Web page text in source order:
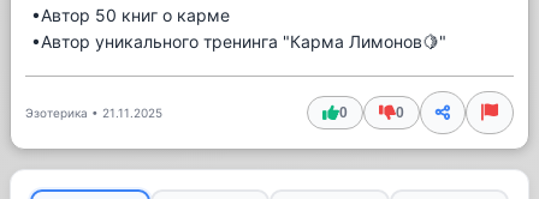
•Автор 50 книг о карме
•Автор уникального тренинга "Карма Лимонов🍋"
Эзотерика • 21.11.2025 0 0